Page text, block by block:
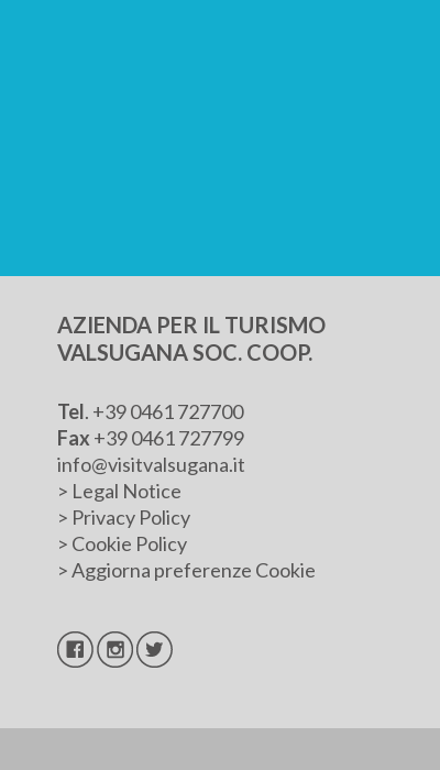
AZIENDA PER IL TURISMO
VALSUGANA SOC. COOP.
Tel. +39 0461 727700
Fax +39 0461 727799
info@visitvalsugana.it
> Legal Notice
> Privacy Policy
> Cookie Policy
>Aggiorna preferenze Cookie